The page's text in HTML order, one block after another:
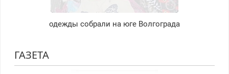
одежды собрали на юге Волгограда
ГАЗЕТА